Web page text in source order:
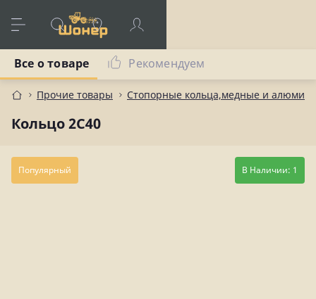
Прочие товары Стопорные кольца,медные и
Кольцо 2С40
Все о товаре Рекомендуем
Популярный В Наличии: 1